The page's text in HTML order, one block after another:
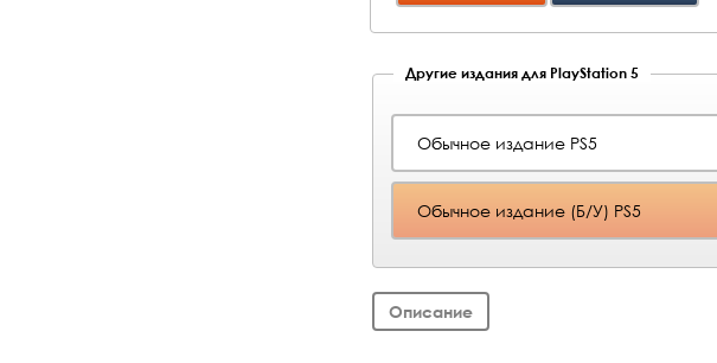
Другие издания для PlayStation 5
Обычное издание PS5
Обычное издание (Б/У) PS5
Описание